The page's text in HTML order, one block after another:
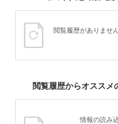
閲覧履歴がありませ
閲覧履歴からオススメ
情報の読み